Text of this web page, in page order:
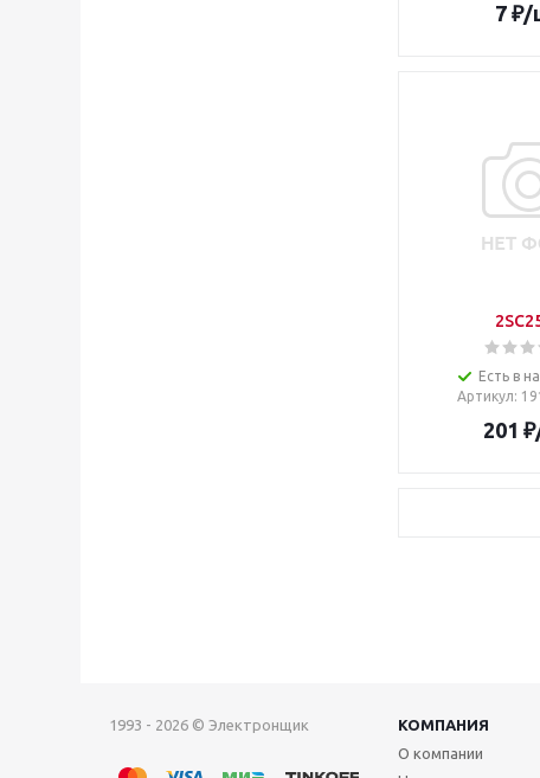
7₽/
Есть в
Артикул:
201 ₽
1993 - 2026 © Электронщик КОМПАНИЯ
О компании